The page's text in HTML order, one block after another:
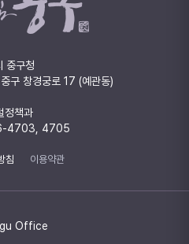
중구청
구 창경궁로 17 (예관동)
정책과
4703, 4705
침 이용약관
Office